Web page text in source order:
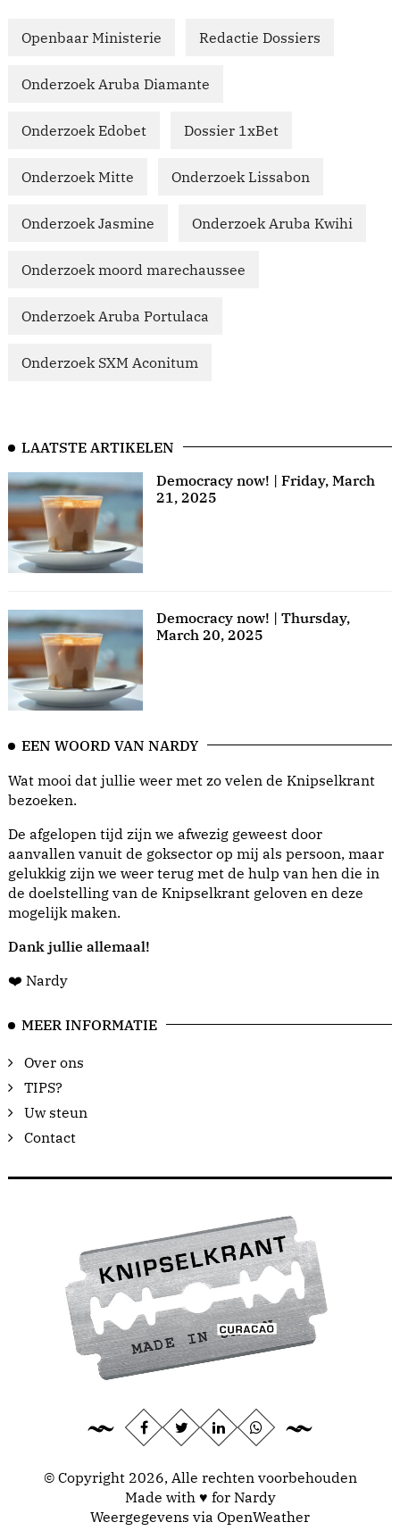
Openbaar Ministerie Redactie Dossiers
Onderzoek Aruba Diamante
Onderzoek Edobet Dossier 1xBet
Onderzoek Mitte Onderzoek Lissabon
Onderzoek Jasmine Onderzoek Aruba Kwihi
Onderzoek moord marechaussee
Onderzoek Aruba Portulaca
Onderzoek SXM Aconitum
LAATSTE ARTIKELEN
Democracy now! | Friday, March
21, 2025
Democracy now! | Thursday,
March 20, 2025
EEN WOORD VAN NARDY
Wat mooi dat jullie weer met zo velen de Knipselkrant
bezoeken.
De afgelopen tijd zijn we afwezig geweest door
aanvallen vanuit de goksector op mij als persoon, maar
gelukkig zijn we weer terug met de hulp van hen die in
de doelstelling van de Knipselkrant geloven en deze
mogelijk maken.
Dank jullie allemaal!
❤️ Nardy
MEER INFORMATIE
Over ons
TIPS?
Uw steun
Contact
© Copyright 2026, Alle rechten voorbehouden
Made with ♥ for Nardy
Weergegevens via OpenWeather